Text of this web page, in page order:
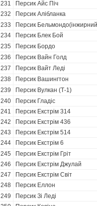
231
Персик Айс Піч
232
Персик Алібланка
233
Персик
234
Персик Блек Бой
235
Персик Бордо
236
Персик Вайн Голд
237
Персик Вайт Леді
238
Персик Вашингтон
239
Персик Вулкан (Т-1)
240
Персик Гладіс
241
Персик Екстрім 314
242
Персик Екстрім 436
243
Персик Екстрім 514
244
Персик Екстрім 6
245
Персик Екстрім Гріт
246
Персик Екстрім Джулай
247
Персик Екстрім Світ
248
Персик Еллон
249
Персик Зi Ледi